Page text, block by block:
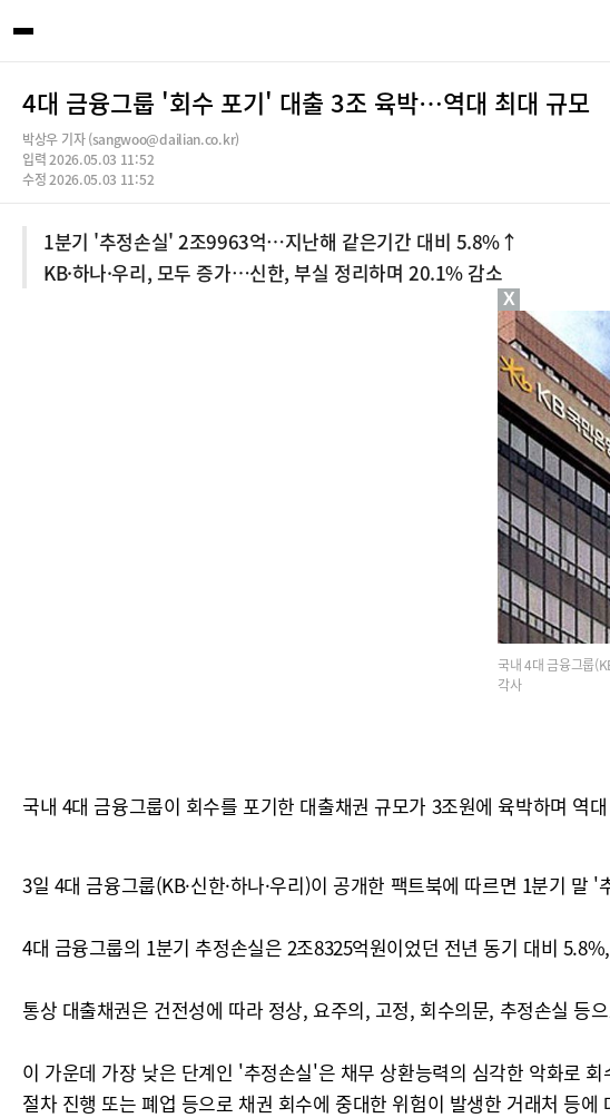
4대 금융그룹 '회수 포기' 대출 3조 육박…역대 최대 규모
박상우 기자 (sangwoo@dailian.co.kr)
입력 2026.05.03 11:52
수정 2026.05.03 11:52
1분기 '추정손실' 2조9963억…지난해 같은기간 대비 5.8%↑
KB·하나·우리, 모두 증가…신한, 부실 정리하며 20.1% 감소
국내 4대 금융그룹
각사
국내 4대 금융그룹이 회수를 포기한 대출채권 규모가 3조원에 육박하며 역
3일 4대 금융그룹(KB·신한·하나·우리)이 공개한 팩트북에 따르면 1분기 말
4대 금융그룹의 1분기 추정손실은 2조8325억원이었던 전년 동기 대비
통상 대출채권은 건전성에 따라 정상, 요주의, 고정, 회수의문, 추정손실 등
이 가운데 가장 낮은 단계인 '추정손실'은 채무 상환능력의 심각한 악화로
절차 진행 또는 폐업 등으로 채권 회수에 중대한 위험이 발생한 거래처 등
X